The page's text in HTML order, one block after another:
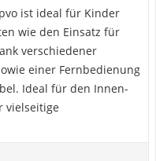
ist ideal für Kinder
wie den Einsatz für
verschiedener
einer Fernbedienung
Ideal für den Innen-
vielseitige